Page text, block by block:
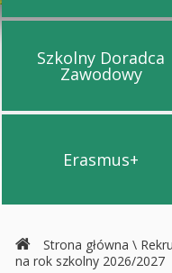
Przejdź
Szkolny Doradca
Zawodowy
Przejdź
Erasmus+
Strona główna \
na rok szkolny 2026/2027